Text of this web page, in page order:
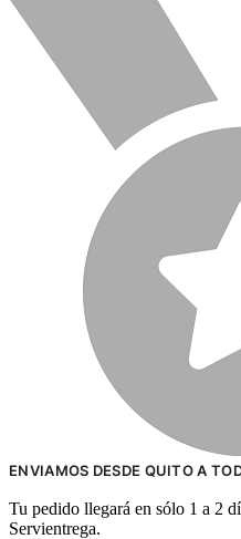
ENVIAMOS DESDE QUITO A
Tu pedido llegará en sólo 1 a 2
Servientrega.